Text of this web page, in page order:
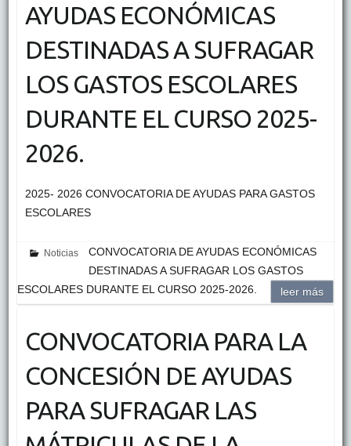
AYUDAS ECONÓMICAS
DESTINADAS A SUFRAGAR
LOS GASTOS ESCOLARES
DURANTE EL CURSO 2025-
2026.
2025- 2026 CONVOCATORIA DE AYUDAS PARA GASTOS
ESCOLARES
Noticias
CONVOCATORIA DE AYUDAS ECONÓMICAS
DESTINADAS A SUFRAGAR LOS GASTOS
ESCOLARES DURANTE EL CURSO 2025-2026.
leer más
CONVOCATORIA PARA LA
CONCESIÓN DE AYUDAS
PARA SUFRAGAR LAS